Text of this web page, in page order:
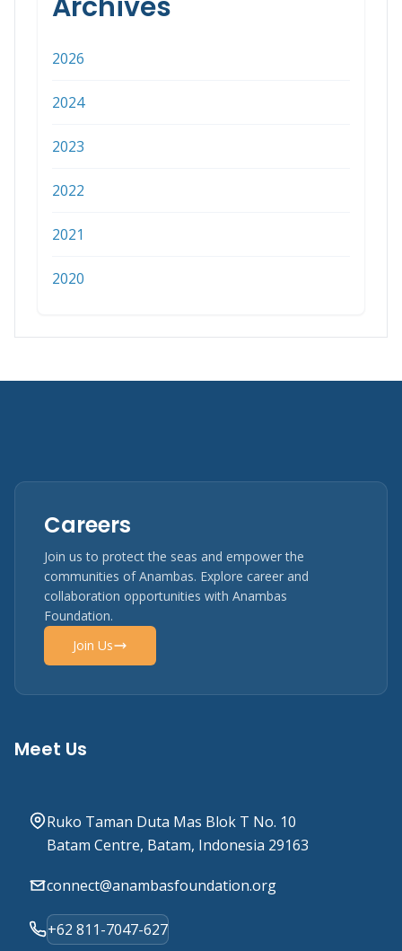
2026
2024
2023
2022
2021
2020
Careers
Join us to protect the seas and empower the
communities of Anambas. Explore career and
collaboration opportunities with Anambas
Foundation.
Join Us
Meet Us
Ruko Taman Duta Mas Blok T No. 10
Batam Centre, Batam, Indonesia 29163
connect@anambasfoundation.org
+62 811-7047-627